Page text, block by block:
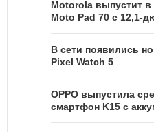
Motorola выпустит в
Moto Pad 70 с 12,1-
В сети появились
Pixel Watch 5
OPPO выпустила
смартфон K15 с